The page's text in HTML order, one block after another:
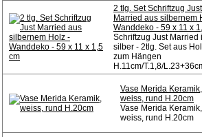
2 tlg. Set Schriftzug Just
Married aus silbernem
Wanddeko - 59 x 11 x
Schriftzug Just Married
silber - 2tlg. Set aus
zum Hängen
H.11cm/T.1,8/
Vase Merida Keramik,
weiss, rund H.20cm
Vase Merida Keramik,
weiss, rund H.20cm